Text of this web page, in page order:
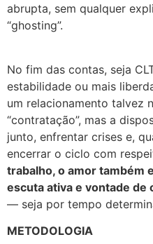
abrupta, sem qualquer
“ghosting”.
No fim das contas, seja
estabilidade ou mais
um relacionamento talvez
“contratação”, mas a
junto, enfrentar crises e,
encerrar o ciclo com
trabalho, o amor também
escuta ativa e vontade
— seja por tempo
METODOLOGIA